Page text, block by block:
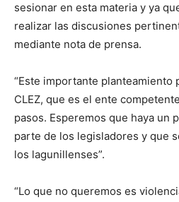
sesionar en esta materia y ya
realizar las discusiones
mediante nota de prensa.
“Este importante planteamiento
CLEZ, que es el ente
pasos. Esperemos que haya un
parte de los legisladores y que
los lagunillenses”.
“Lo que no queremos es